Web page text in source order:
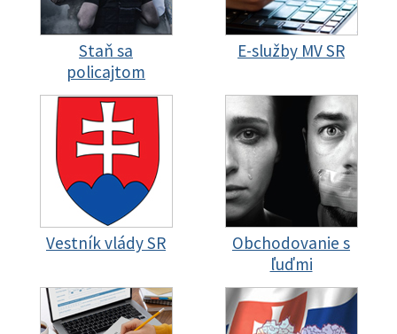
Staň sa
policajtom
E-služby MV SR
Vestník vlády SR
Obchodovanie s
ľuďmi